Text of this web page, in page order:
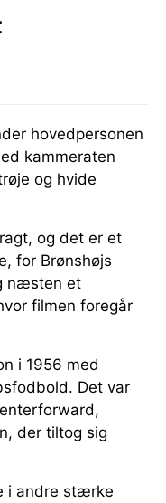
hovedpersonen
kammeraten
og hvide
og det er et
for Brønshøjs
næsten et
filmen foregår
i 1956 med
Det var
der tiltog sig
i andre stærke